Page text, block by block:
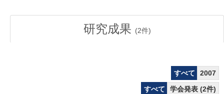
研究成果 (2件)
すべて
2007
すべて
学会発表 (2件)